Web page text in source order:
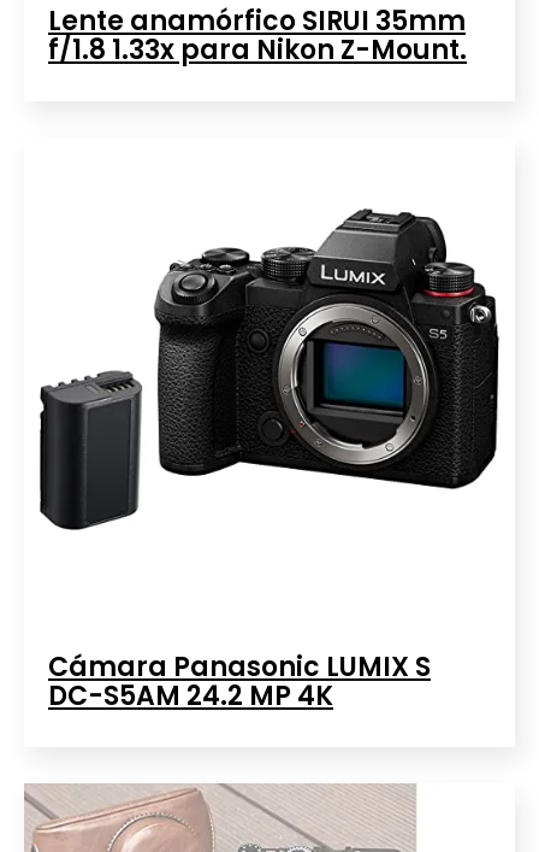
Lente anamórfico SIRUI 35mm
f/1.8 1.33x para Nikon Z-Mount.
Cámara Panasonic LUMIX S
DC-S5AM 24.2 MP 4K